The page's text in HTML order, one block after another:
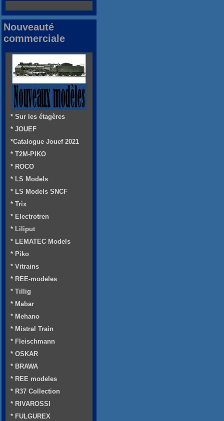
Nouveauté
commerciale
* Sur les étagères
* JOUEF
*Catalogue Jouef 2021
* T2M-PIKO
* ROCO
* LS Models
* LS Models SNCF
* Trix
* Electrotren
* Liliput
* LEMATEC Models
* Piko
* Vitrains
* REE-modeles
* Tillig
* Mabar
* Mehano
* Mistral Train
* Fleischmann
* OSKAR
* BRAWA
* REE modeles
* R37 Collection
* RIVAROSSI
* FULGUREX